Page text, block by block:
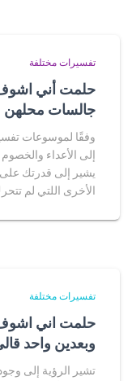
تفسيرات مختلفة
حلمت أني اشوف
جالسات محلهن
وفقًا لموسوعات
إلى الأعداء
يشير إلى قدرتك على
الأخرى اللتي لم
تفسيرات مختلفة
حلمت اني
وبعدين واحد
تشير الرؤية إلى